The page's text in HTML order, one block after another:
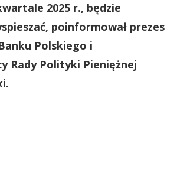
2025 r., będzie
poinformował prezes
Polskiego i
Rady Polityki Pieniężnej